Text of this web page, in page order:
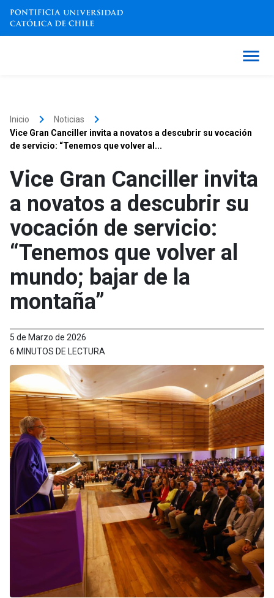
Inicio keyboard_arrow_right Noticias keyboard_arrow_right
Vice Gran Canciller invita a novatos a descubrir su vocación
de servicio: “Tenemos que volver al...
Vice Gran Canciller invita
a novatos a descubrir su
vocación de servicio:
“Tenemos que volver al
mundo; bajar de la
montaña”
5 de Marzo de 2026
6 MINUTOS DE LECTURA